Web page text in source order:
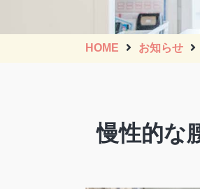
HOME お知らせ
慢性的な